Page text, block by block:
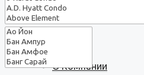
О нас
О Компании